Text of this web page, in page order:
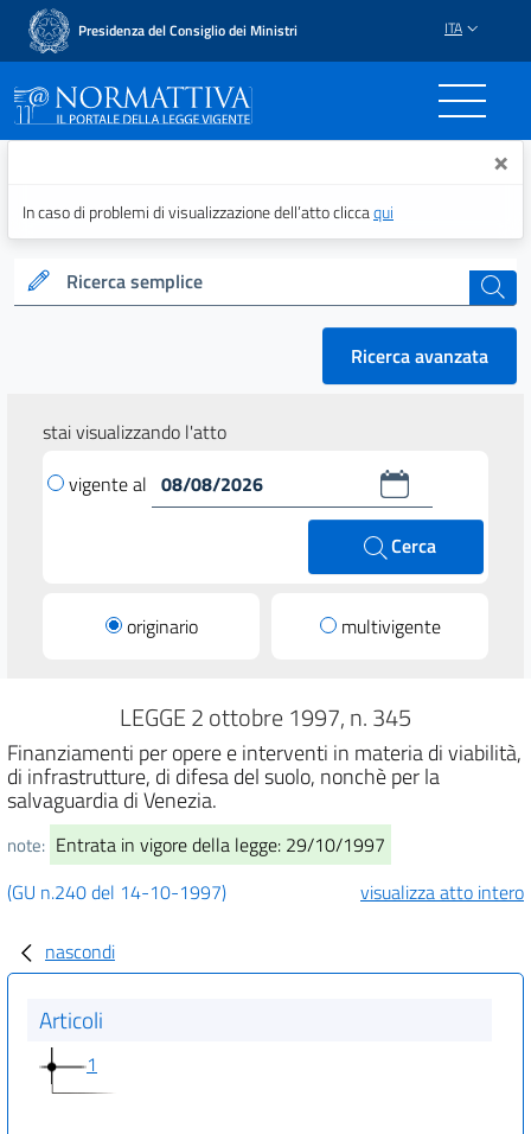
Presidenza del Consiglio dei Ministri ITA
Normattiva - Il portale ×
In caso di problemi di visualizzazione dell’atto cliccaqui
Ricerca semplice cerca
Ricerca avanzata
stai visualizzando l'atto
vigente al
Cerca
originario multivigente
LEGGE 2 ottobre 1997, n. 345
Finanziamenti per opere e interventi in materia di viabilità,
di infrastrutture, di difesa del suolo, nonchè per la
salvaguardia di Venezia.
note: Entrata in vigore della legge: 29/10/1997
(GU n.240 del 14-10-1997)
visualizza atto intero
nascondi
Articoli
1